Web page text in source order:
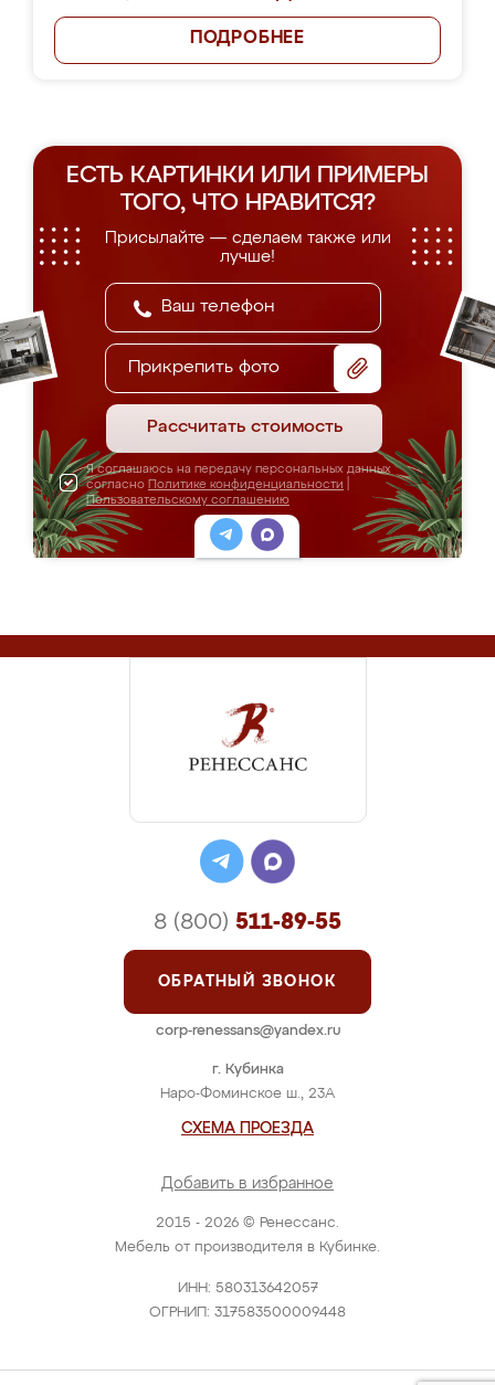
ПОДРОБНЕЕ
ЕСТЬ КАРТИНКИ ИЛИ ПРИМЕРЫ
ТОГО, ЧТО НРАВИТСЯ?
Присылайте — сделаем также или
лучше!
Прикрепить фото
Рассчитать стоимость
Я соглашаюсь на передачу персональных данных
согласно Политике конфиденциальности
Пользовательскому соглашению
2015 - 2026 © Ренессанс.
Мебель от производителя в Кубинке.
ИНН: 580313642057
ОГРНИП: 317583500009448
г. Кубинка
Наро-Фоминское ш., 23А
СХЕМА ПРОЕЗДА
Добавить в избранное
8 (800) 511-89-55
ОБРАТНЫЙ ЗВОНОК
corp-renessans@yandex.ru